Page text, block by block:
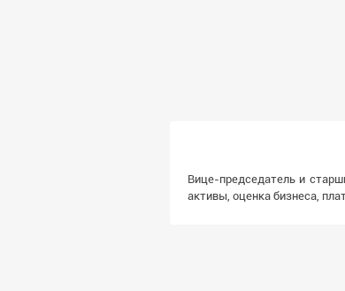
Вице-председатель и
активы, оценка бизнеса,